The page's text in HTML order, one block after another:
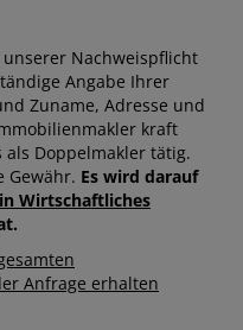
Nachweispflicht
Angabe Ihrer
Zuname, Adresse und
kraft
als Doppelmakler tätig.
Gewähr. Es wird darauf
Wirtschaftliches
Anfrage erhalten